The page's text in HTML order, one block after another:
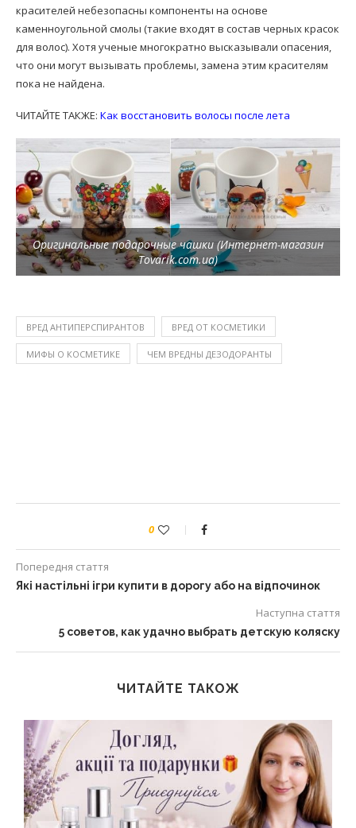
красителей небезопасны компоненты на основе
каменноугольной смолы (такие входят в состав черных красок
для волос). Хотя ученые многократно высказывали опасения,
что они могут вызывать проблемы, замена этим красителям
пока не найдена.
ЧИТАЙТЕ ТАКЖЕ: Как восстановить волосы после лета
Оригинальные подарочные чашки (Интернет-магазин
Tovarik.com.ua)
ВРЕД АНТИПЕРСПИРАНТОВ ВРЕД ОТ КОСМЕТИКИ
МИФЫ О КОСМЕТИКЕ ЧЕМ ВРЕДНЫ ДЕЗОДОРАНТЫ
0
Попередня стаття
Які настільні ігри купити в дорогу або на відпочинок
Наступна стаття
5 советов, как удачно выбрать детскую коляску
ЧИТАЙТЕ ТАКОЖ